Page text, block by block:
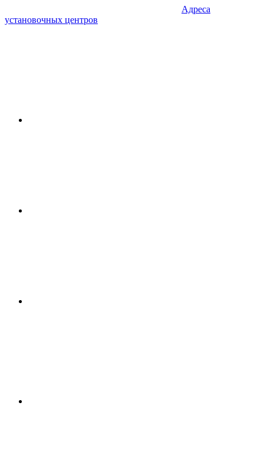
Адреса
установочных центров